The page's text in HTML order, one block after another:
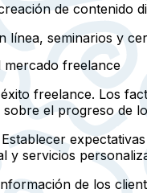
de contenido
línea, seminarios y
mercado freelance
freelance. Los
el progreso de
servicios
de los